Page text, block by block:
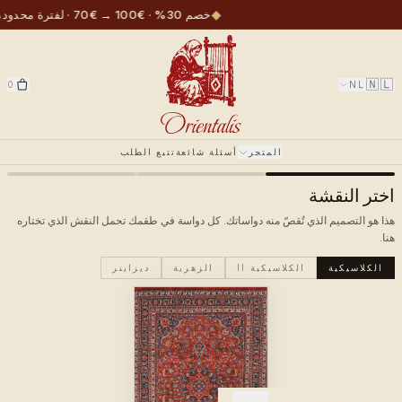
◆خصم 30% · €100 → €70 · لفترة محدودة
🇳🇱
NL
0
المتجر أسئلة شائعةتتبع الطلب
اختر النقشة
هذا هو التصميم الذي تُقصّ منه دواساتك. كل دواسة في طقمك تحمل النقش الذي تختاره
هنا.
الكلاسيكية الكلاسيكية II الزهرية ديزاينر